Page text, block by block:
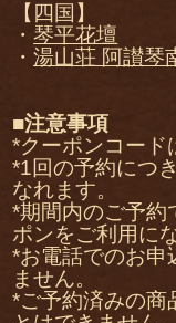
【四国】
・琴平花壇
・湯山荘 阿讃琴
■注意事項
*クーポンコード
*1回の予約につ
なれます。
*期間内のご予約
ポンをご利用に
*お電話でのお申
ません。
*ご予約済みの商